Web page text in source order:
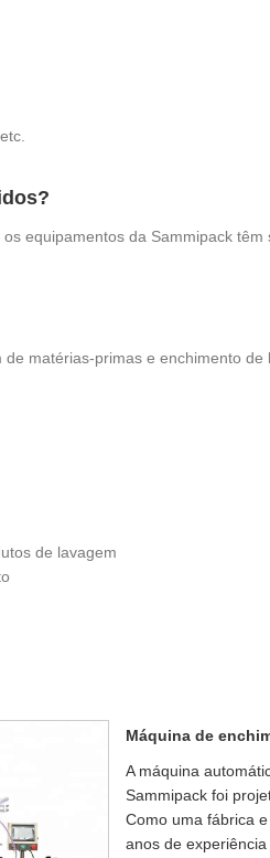
equipamentos da Sammipack
de matérias-primas e enchimento de
de lavagem
Máquina de
A máquina
Sammipack foi
Como uma fábrica
anos de